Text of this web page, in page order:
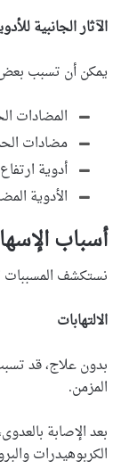
الآثار الجانبية
يمكن أن تسبب بعض
المضادات
مضادات
أدوية
الأدوية
أسباب
نستكشف المسببات
الالتهابات
بدون علاج، قد
المزمن.
بعد الإصابة
الكربوهيدرات